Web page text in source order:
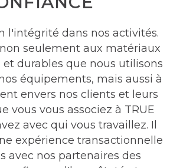
l'intégrité dans nos activités.
seulement aux matériaux
durables que nous utilisons
équipements, mais aussi à
envers nos clients et leurs
vous vous associez à TRUE
avec qui vous travaillez. Il
expérience transactionnelle
avec nos partenaires des